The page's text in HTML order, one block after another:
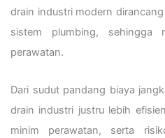
drain industri modern
sistem plumbing, sehingga
perawatan.
Dari sudut pandang biaya
drain industri justru lebih
minim perawatan, serta